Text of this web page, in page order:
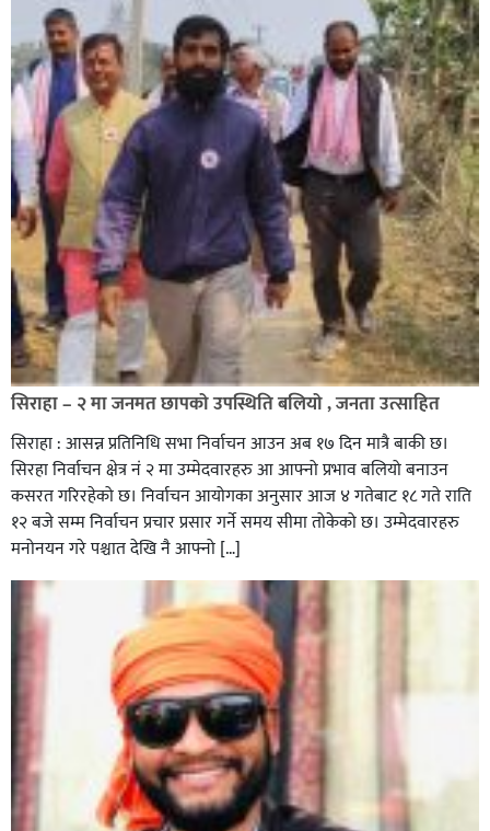
सिराहा – २ मा जनमत छापको उपस्थिति बलियो , जनता उत्साहित
सिराहा : आसन्न प्रतिनिधि सभा निर्वाचन आउन अब १७ दिन मात्रै बाकी छ।
सिरहा निर्वाचन क्षेत्र नं २ मा उम्मेदवारहरु आ आफ्नो प्रभाव बलियो बनाउन
कसरत गरिरहेको छ। निर्वाचन आयोगका अनुसार आज ४ गतेबाट १८ गते राति
१२ बजे सम्म निर्वाचन प्रचार प्रसार गर्ने समय सीमा तोकेको छ। उम्मेदवारहरु
मनोनयन गरे पश्चात देखि नै आफ्नो […]